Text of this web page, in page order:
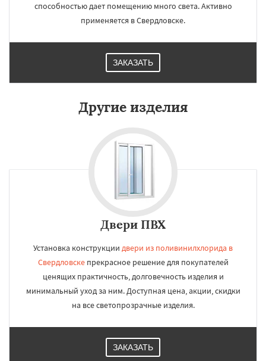
способностью дает помещению много света. Активно
применяется в Свердловске.
ЗАКАЗАТЬ
Другие изделия
Двери ПВХ
Установка конструкции двери из поливинилхлорида в
Свердловскепрекрасное решение для покупателей
ценящих практичность, долговечность изделия и
минимальный уход за ним. Доступная цена, акции, скидки
на все светопрозрачные изделия.
ЗАКАЗАТЬ